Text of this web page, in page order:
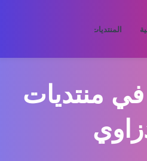
المنتديات
منتديات